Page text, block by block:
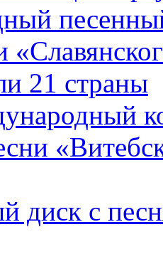
21 страны
диск с